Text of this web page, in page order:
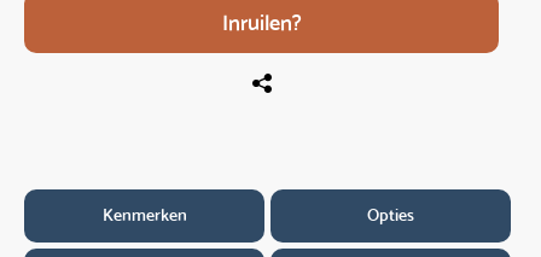
Inruilen?
Kenmerken Opties